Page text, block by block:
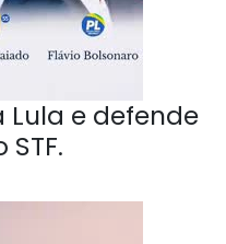
Lula e defende